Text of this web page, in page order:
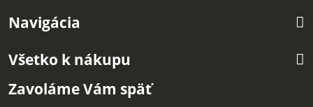
Navigácia
Všetko k nákupu
Zavoláme Vám späť